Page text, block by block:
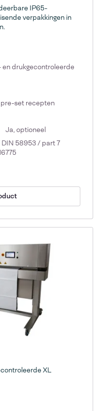
IP65-
verpakkingen in
drukgecontroleerde
set recepten
Ja, optioneel
58953 / part 7
XL